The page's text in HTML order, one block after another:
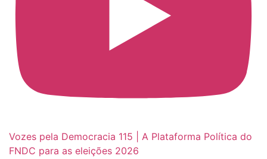
Vozes pela Democracia 115 | A Plataforma Política do
FNDC para as eleições 2026